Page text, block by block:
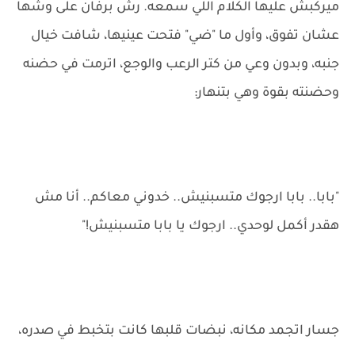
ميركبش عليها الكلام اللي سمعه. رش برفان على وشها
عشان تفوق، وأول ما "ضي" فتحت عينيها، شافت خيال
جنبه، وبدون وعي من كتر الرعب والوجع، اترمت في حضنه
وحضنته بقوة وهي بتنهار:
"بابا.. بابا ارجوك متسبنيش.. خدوني معاكم.. أنا مش
هقدر أكمل لوحدي.. ارجوك يا بابا متسبنيش!"
جسار اتجمد مكانه، نبضات قلبها كانت بتخبط في صدره،